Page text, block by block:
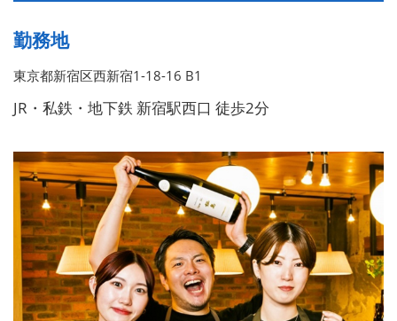
勤務地
東京都新宿区西新宿1-18-16 B1
JR・私鉄・地下鉄 新宿駅西口 徒歩2分